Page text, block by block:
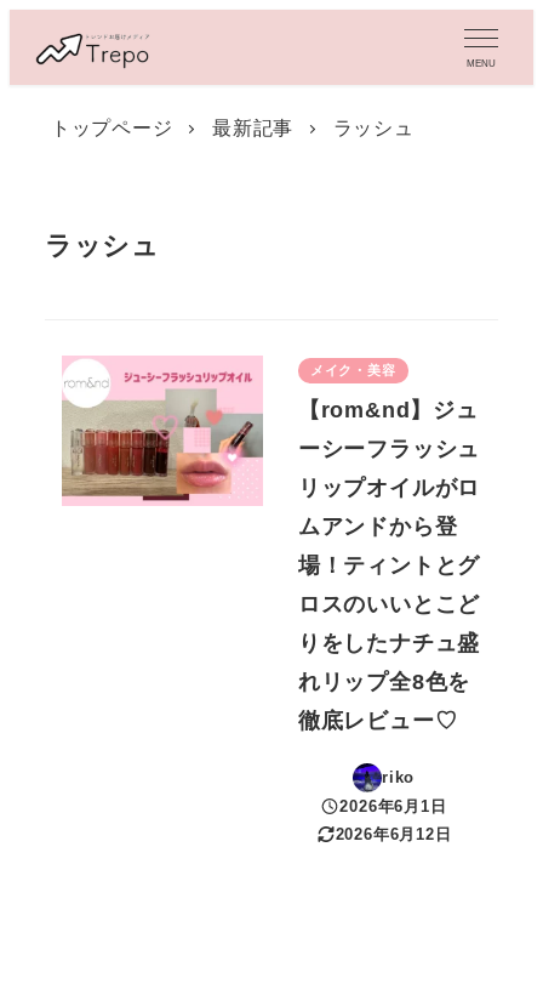
MENU
トップページ 最新記事 ラッシュ
ラッシュ
メイク・美容
【rom&nd】ジュ
ーシーフラッシュ
リップオイルがロ
ムアンドから登
場！ティントとグ
ロスのいいとこど
りをしたナチュ盛
れリップ全8色を
徹底レビュー♡
riko
投稿日
2026年6月1日
更新日
2026年6月12日